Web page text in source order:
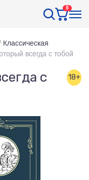
0
Классическая
всегда с тобой
с
18+